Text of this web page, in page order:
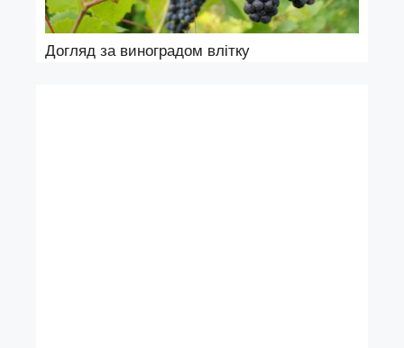
Догляд за виноградом влітку